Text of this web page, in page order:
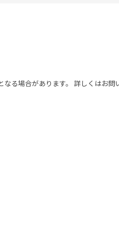
る場合があります。 詳しくはお問